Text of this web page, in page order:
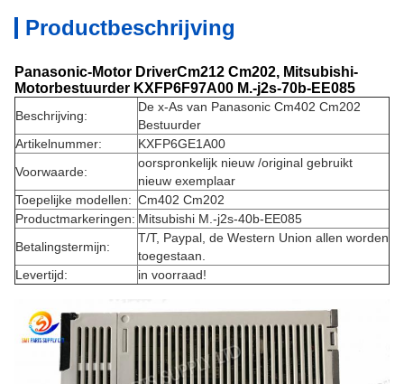
Productbeschrijving
Panasonic-Motor DriverCm212 Cm202, Mitsubishi-
Motorbestuurder KXFP6F97A00 M.-j2s-70b-EE085
Beschrijving:
De x-As van Panasonic Cm402 Cm202
Bestuurder
Artikelnummer:
KXFP6GE1A00
Voorwaarde:
oorspronkelijk nieuw /original gebruikt
nieuw exemplaar
Toepelijke modellen: Cm402 Cm202
Productmarkeringen: Mitsubishi M.-j2s-40b-EE085
Betalingstermijn:
T/T, Paypal, de Western Union allen worden
toegestaan.
Levertijd:
in voorraad!